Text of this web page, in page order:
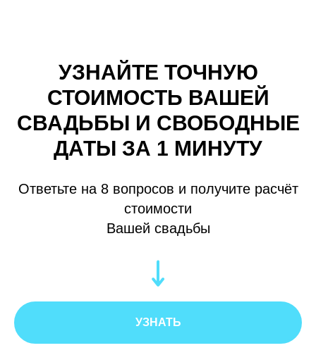
УЗНАЙТЕ ТОЧНУЮ
СТОИМОСТЬ ВАШЕЙ
СВАДЬБЫ И СВОБОДНЫЕ
ДАТЫ ЗА 1 МИНУТУ
Ответьте на 8 вопросов и получите расчёт
стоимости
Вашей свадьбы
УЗНАТЬ